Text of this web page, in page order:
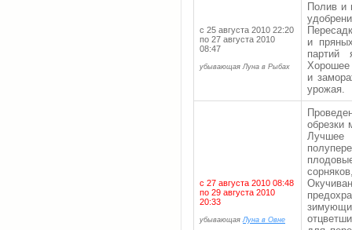
с 25 августа 2010 22:20
по 27 августа 2010
08:47
убывающая Луна в Рыбах
Полив и
и
партий
Хорошее
и
урожая.
с 27 августа 2010 08:48
по 29 августа 2010
20:33
убывающаяЛуна в Овне
обрезки